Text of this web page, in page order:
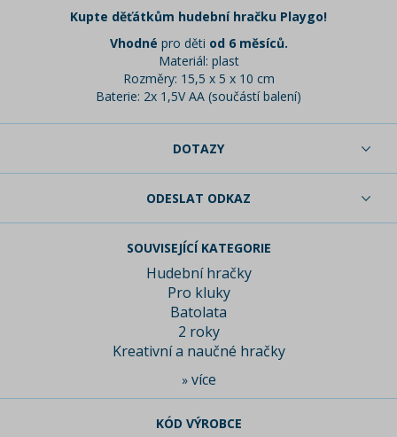
Kupte děťátkům hudební hračku Playgo!
Vhodné pro děti od 6 měsíců.
Materiál: plast
Rozměry: 15,5 x 5 x 10 cm
Baterie: 2x 1,5V AA (součástí balení)
DOTAZY
ODESLAT ODKAZ
SOUVISEJÍCÍ KATEGORIE
Hudební hračky
Pro kluky
Batolata
2 roky
Kreativní a naučné hračky
» více
KÓD VÝROBCE